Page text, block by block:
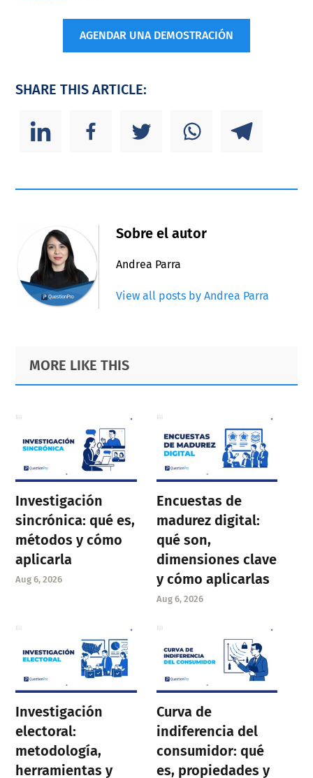
AGENDAR UNA DEMOSTRACIÓN
SHARE THIS ARTICLE:
Sobre el autor
Andrea Parra
View all posts by Andrea Parra
Primary
Sidebar
Footer
MORE LIKE THIS
Investigación
sincrónica: qué es,
métodos y cómo
aplicarla
Aug 6, 2026
Encuestas de
madurez digital:
qué son,
dimensiones clave
y cómo aplicarlas
Aug 6, 2026
Investigación
electoral:
metodología,
herramientas y
Curva de
indiferencia del
consumidor: qué
es, propiedades y